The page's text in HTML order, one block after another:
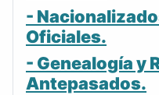
-
Oficiales.
- Genealogía y
Antepasados.